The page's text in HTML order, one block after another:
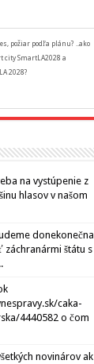
požiar podľa plánu? ..ako
city SmartLA2028 a
2028?
na vystúpenie z
hlasov v našom
donekonečna
štátu s
caka-
4440582 o čom
novinárov ak